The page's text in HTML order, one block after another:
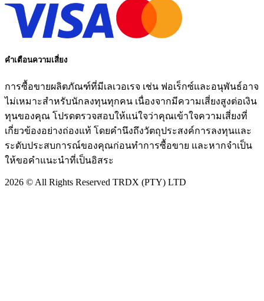
คําเตือนความเสี่ยง
การซื้อขายผลิตภัณฑ์ที่มีเลเวอเรจ เช่น ฟอเร็กซ์และอนุพันธ์อาจ
ไม่เหมาะสําหรับนักลงทุนทุกคน เนื่องจากมีความเสี่ยงสูงต่อเงิน
ทุนของคุณ โปรดตรวจสอบให้แน่ใจว่าคุณเข้าใจความเสี่ยงที่
เกี่ยวข้องอย่างถ่องแท้ โดยคํานึงถึงวัตถุประสงค์การลงทุนและ
ระดับประสบการณ์ของคุณก่อนทําการซื้อขาย และหากจําเป็น
ให้ขอคําแนะนําที่เป็นอิสระ
2026 © All Rights Reserved TRDX (PTY) LTD